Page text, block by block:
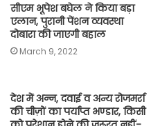
सीएम भूपेश बघेल ने किया बड़ा
एलान, पुरानी पेंशन व्यवस्था
दोबारा की जाएगी बहाल
March 9, 2022
देश में अन्न, दवाई व अन्य रोजमर्रा
की चीज़ों का पर्याप्त भण्डार, किसी